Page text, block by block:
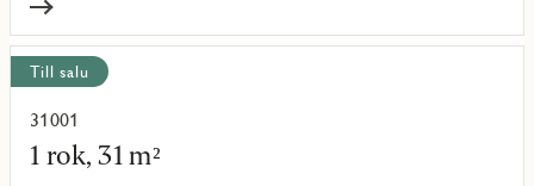
Till salu
31001
1 rok, 31 m²
Läs
mer
om